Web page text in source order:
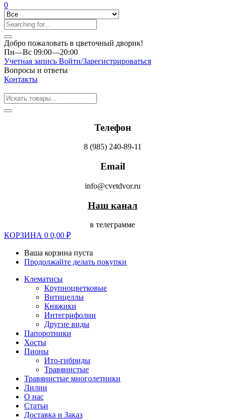
0
Добро пожаловать в цветочный дворик!
Пн—Вс 09:00—20:00
Учетная запись Войти/Зарегистрироваться
Вопросы и ответы
Контакты
Телефон
8 (985) 240-89-11
Email
info@cvetdvor.ru
Наш канал
в телеграмме
КОРЗИНА 0 0,00 ₽
Ваша корзина пуста
Продолжайте делать покупки
Клематисы
Крупноцветковые
Витицеллы
Княжики
Интегрифолии
Другие виды
Папоротники
Хосты
Пионы
Ито-гибриды
Травянистые
Травянистые многолетники
Лилии
О нас
Статьи
Доставка и Заказ